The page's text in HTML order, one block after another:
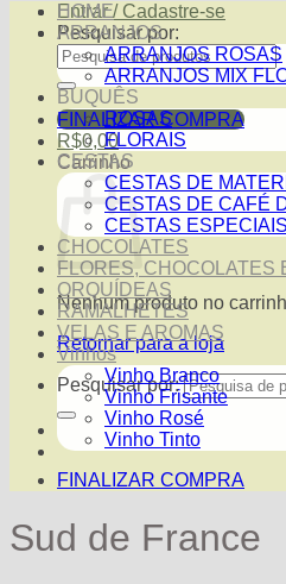
Entrar / Cadastre-se
Pesquisar por:
FINALIZAR COMPRA
R$0,00
Carrinho
Nenhum produto no
Retornar para a loja
Pesquisar por:
HOME
ARRANJOS
ARRANJOS ROSAS
ARRANJOS MIX
BUQUÊS
ROSAS
FLORAIS
CESTAS
CESTAS DE
CESTAS DE CAFÉ
CESTAS ESPECIAIS
CHOCOLATES
FLORES, CHOCOLATES
ORQUÍDEAS
RAMALHETES
VELAS E AROMAS
Vinhos
Vinho Branco
Vinho Frisante
Vinho Rosé
Vinho Tinto
FINALIZAR COMPRA
Sud de France